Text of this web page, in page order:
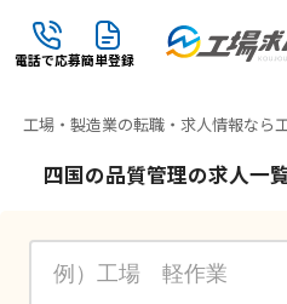
電話で応募簡単登録
工場・製造業の転職・求人情報なら
四国の品質管理の求人一